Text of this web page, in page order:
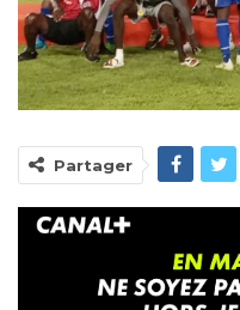
Partager